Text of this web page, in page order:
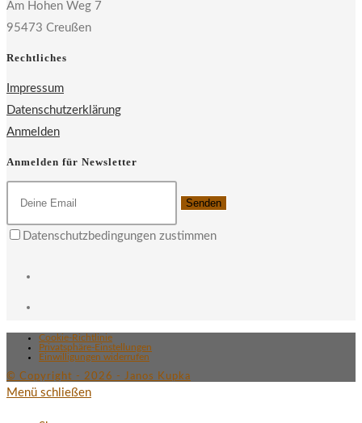
Am Hohen Weg 7
95473 Creußen
Rechtliches
Impressum
Datenschutzerklärung
Anmelden
Anmelden für Newsletter
Senden
Datenschutzbedingungen zustimmen
Cookie-Richtlinie
Privatsphäre-Einstellungen
Einwilligungen widerrufen
© Copyright - 2026 - Janos Kupka
Menü schließen